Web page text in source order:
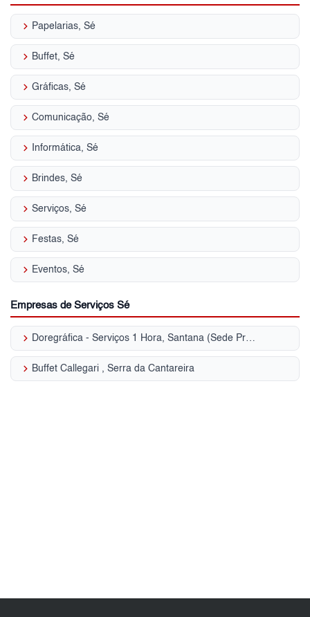
keyboard_arrow_right Papelarias, Sé
keyboard_arrow_right Buffet, Sé
keyboard_arrow_right Gráficas, Sé
keyboard_arrow_right Comunicação, Sé
keyboard_arrow_right Informática, Sé
keyboard_arrow_right Brindes, Sé
keyboard_arrow_right Serviços, Sé
keyboard_arrow_right Festas, Sé
keyboard_arrow_right Eventos, Sé
Empresas de Serviços Sé
keyboard_arrow_right Doregráfica - Serviços 1 Hora, Santana (Sede Própria)
keyboard_arrow_right Buffet Callegari , Serra da Cantareira